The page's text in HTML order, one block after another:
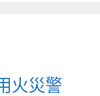
火災警